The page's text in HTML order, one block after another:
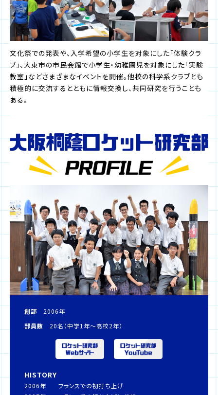
文化祭での発表や、入学希望の小学生を対象にした「体験クラ
ブ」、大東市の市民会館で小学生・幼稚園児を対象にした「実験
教室」などさまざまなイベントを開催。他校の科学系クラブとも
積極的に交流するとともに情報交換し、共同研究を行うことも
ある。
創部 2006年
部員数 20名（中学1年～高校2年）
HISTORY
2006年
フランスでの初打ち上げ